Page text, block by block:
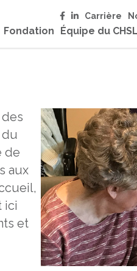
Carrière
Fondation Équipe du
de
aux
ici
et